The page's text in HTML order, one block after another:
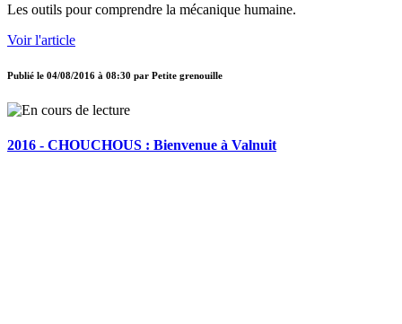
Les outils pour comprendre la mécanique humaine.
Voir l'article
Publié le 04/08/2016 à 08:30 par Petite grenouille
2016 - CHOUCHOUS : Bienvenue à Valnuit